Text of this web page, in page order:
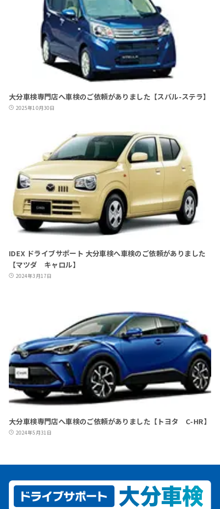
大分車検専門店へ車検のご依頼がありました【スバル-ステラ】
2025年10月30日
IDEX ドライブサポート 大分車検へ車検のご依頼がありました
【マツダ キャロル】
2024年3月17日
大分車検専門店へ車検のご依頼がありました【トヨタ C-HR】
2024年5月31日